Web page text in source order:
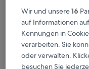
Sterne-
Unterkunft
Southport, 1,1 km von
von
Sehr
gut,
8,4/10 Sehr gut
Wir und unsere16
auf Informationen
Kennungen in
verarbeiten. Sie
oder verwalten.
besuchen Sie